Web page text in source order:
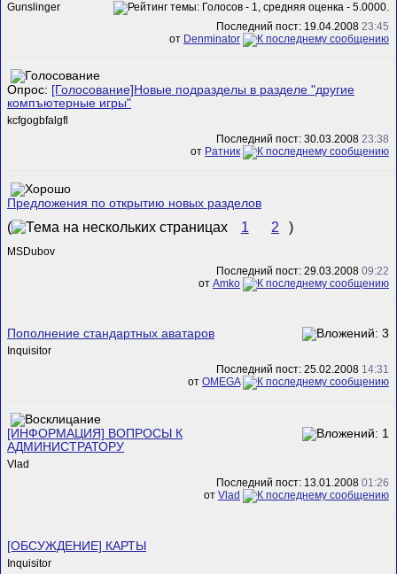
Gunslinger
Последний пост: 19.04.2008 23:45
от Denminator
Опрос: [Голосование]Новые подразделы в разделе "другие
компъютерные игры"
kcfgogbfalgfl
Последний пост: 30.03.2008 23:38
от Ратник
Предложения по открытию новых разделов
( 1 2 )
MSDubov
Последний пост: 29.03.2008 09:22
от Amko
Пополнение стандартных аватаров
Inquisitor
Последний пост: 25.02.2008 14:31
от ОMEGA
[ИНФОРМАЦИЯ] ВОПРОСЫ К
АДМИНИСТРАТОРУ
Vlad
Последний пост: 13.01.2008 01:26
от Vlad
[ОБСУЖДЕНИЕ] КАРТЫ
Inquisitor